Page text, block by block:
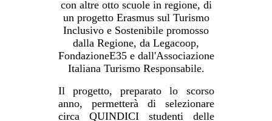
con altre otto scuole in regione, di
un progetto Erasmus sul Turismo
Inclusivo e Sostenibile promosso
dalla Regione, da Legacoop,
FondazioneE35 e dall'Associazione
Italiana Turismo Responsabile.
Il progetto, preparato lo scorso
anno, permetterà di selezionare
circa QUINDICI studenti delle